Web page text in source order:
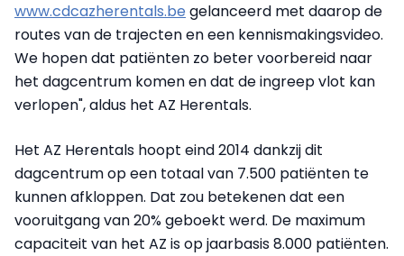
www.cdcazherentals.be gelanceerd met daarop de
routes van de trajecten en een kennismakingsvideo.
We hopen dat patiënten zo beter voorbereid naar
het dagcentrum komen en dat de ingreep vlot kan
verlopen", aldus het AZ Herentals.
Het AZ Herentals hoopt eind 2014 dankzij dit
dagcentrum op een totaal van 7.500 patiënten te
kunnen afkloppen. Dat zou betekenen dat een
vooruitgang van 20% geboekt werd. De maximum
capaciteit van het AZ is op jaarbasis 8.000 patiënten.